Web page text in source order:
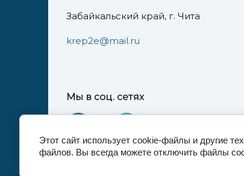
Забайкальский край, г. Чита
krep2e@mail.ru
Мы в соц. сетях
Этот сайт использует cookie-файлы и другие
файлов. Вы всегда можете отключить файлы